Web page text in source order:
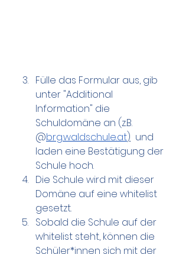
Fülle das Formular aus, gib
unter "Additional
Information" die
Schuldomäne an (z.B.
@brg.waldschule.at)
  und
laden eine Bestätigung der
Schule hoch.
Die Schule wird mit dieser
Domäne auf eine whitelist
gesetzt.
Sobald die Schule auf der
whitelist steht, können die
Schüler*innen sich mit der